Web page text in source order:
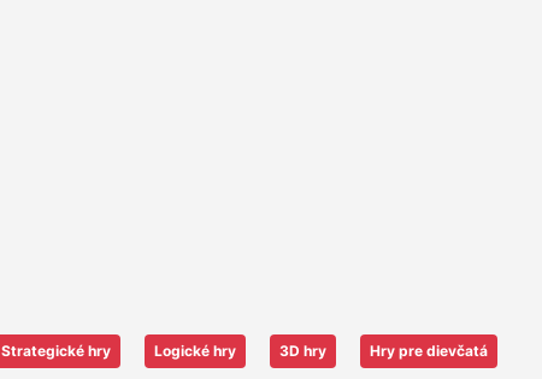
Strategické hry Logické hry 3D hry Hry pre dievčatá